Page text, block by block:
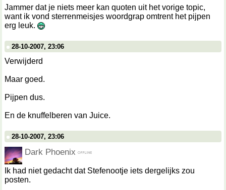
Jammer dat je niets meer kan quoten uit het vorige topic,
want ik vond sterrenmeisjes woordgrap omtrent het pijpen
erg leuk.
28-10-2007, 23:06
Verwijderd
Maar goed.
Pijpen dus.
En de knuffelberen van Juice.
28-10-2007, 23:06
Dark Phoenix
Ik had niet gedacht dat Stefenootje iets dergelijks zou
posten.